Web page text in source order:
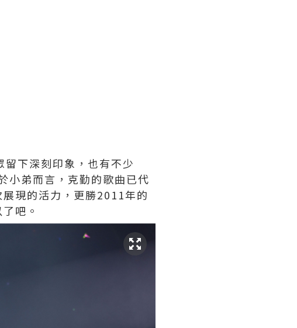
下深刻印象，也有不少
小弟而言，克勤的歌曲已代
現的活力，更勝2011年的
吧。